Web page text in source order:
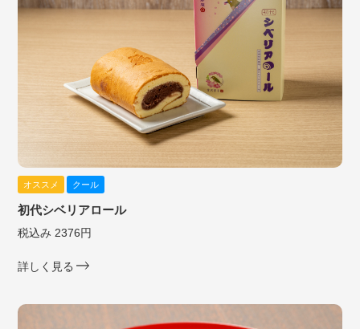
オススメ クール
初代シベリアロール
税込み 2376円
詳しく見る